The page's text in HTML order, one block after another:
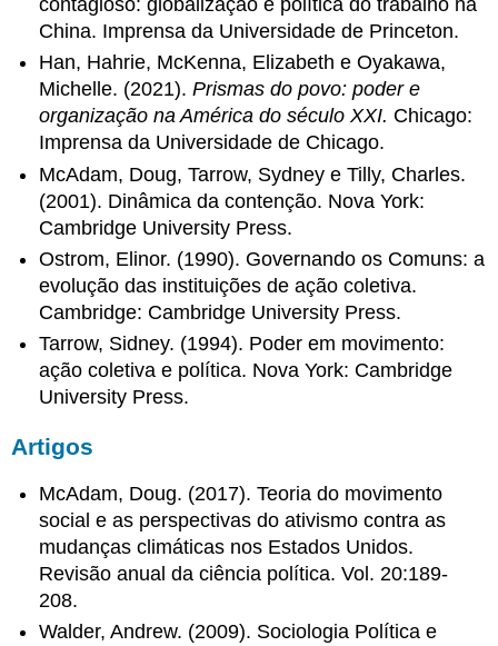
China. Imprensa da Universidade de Princeton.
Han, Hahrie, McKenna, Elizabeth e Oyakawa,
Michelle. (2021).Prismas do povo: poder e
organização na América do século XXI. Chicago:
Imprensa da Universidade de Chicago.
McAdam, Doug, Tarrow, Sydney e Tilly, Charles.
(2001). Dinâmica da contenção. Nova York:
Cambridge University Press.
Ostrom, Elinor. (1990). Governando os Comuns: a
evolução das instituições de ação coletiva.
Cambridge: Cambridge University Press.
Tarrow, Sidney. (1994). Poder em movimento:
ação coletiva e política. Nova York: Cambridge
University Press.
Artigos
McAdam, Doug. (2017). Teoria do movimento
social e as perspectivas do ativismo contra as
mudanças climáticas nos Estados Unidos.
Revisão anual da ciência política. Vol. 20:189-
208.
Walder, Andrew. (2009). Sociologia Política e